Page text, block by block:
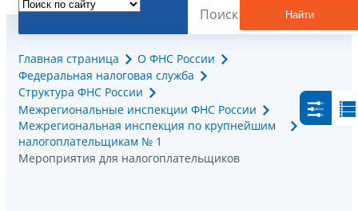
Найти
Главная страница
О ФНС России
Федеральная налоговая служба
Структура ФНС России
Межрегиональные инспекции ФНС России
Межрегиональная инспекция по крупнейшим
налогоплательщикам № 1
Мероприятия для налогоплательщиков